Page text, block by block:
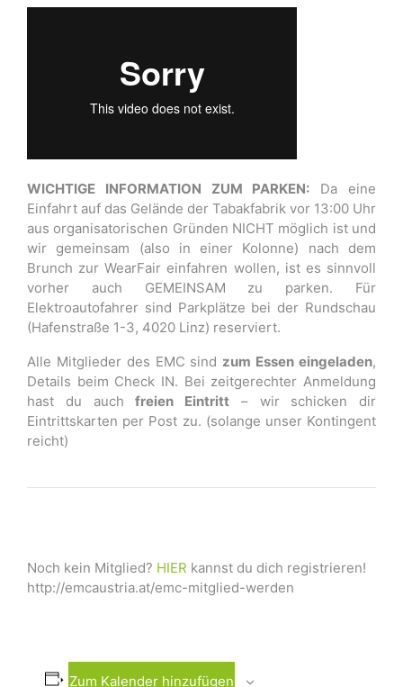
WICHTIGE INFORMATION ZUM PARKEN: Da eine
Einfahrt auf das Gelände der Tabakfabrik vor 13:00 Uhr
aus organisatorischen Gründen NICHT möglich ist und
wir gemeinsam (also in einer Kolonne) nach dem
Brunch zur WearFair einfahren wollen, ist es sinnvoll
vorher auch GEMEINSAM zu parken. Für
Elektroautofahrer sind Parkplätze bei der Rundschau
(Hafenstraße 1-3, 4020 Linz) reserviert.
Alle Mitglieder des EMC sind zum Essen eingeladen,
Details beim Check IN. Bei zeitgerechter Anmeldung
hast du auchfreien Eintritt – wir schicken dir
Eintrittskarten per Post zu. (solange unser Kontingent
reicht)
Noch kein Mitglied? HIER kannst du dich registrieren!
http://emcaustria.at/emc-mitglied-werden
Zum Kalender hinzufügen